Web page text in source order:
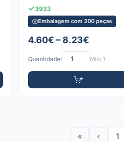
3933
Embalagem com 200 peças
4.60€ – 8.23€
Quantidade: Mín: 1
« ‹ 1